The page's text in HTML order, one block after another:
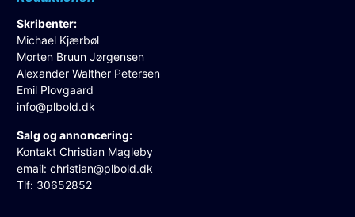
Skribenter:
Michael Kjærbøl
Morten Bruun Jørgensen
Alexander Walther Petersen
Emil Plovgaard
info@plbold.dk
Salg og annoncering:
Kontakt Christian Magleby
email:christian@plbold.dk
Tlf: 30652852